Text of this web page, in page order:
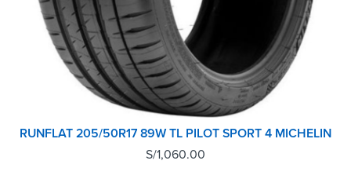
RUNFLAT 205/50R17 89W TL PILOT SPORT 4 MICHELIN
S/1,060.00